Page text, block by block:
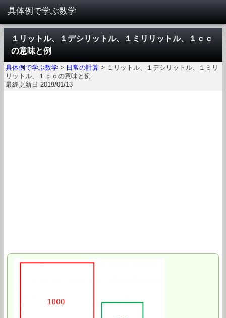
１リットル、１デシリットル、１ミリリットル、１ｃｃ
の意味と例
具体例で学ぶ数学 > 日常の計算 > １リットル、１デシリットル、１ミリ
リットル、１ｃｃの意味と例
最終更新日 2019/01/13